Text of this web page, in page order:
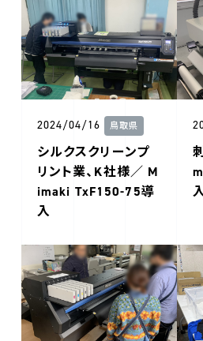
2024/04/16 鳥取県
シルクスクリーンプ
リント業、K社様／ M
imaki TxF150-75導
入